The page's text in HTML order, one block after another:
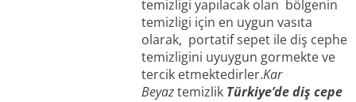
temizligi yapılacak olan bölgenin
temizligi için en uygun vasıta
olarak, portatif sepet ile diş cephe
temizligini uyuygun gormekte ve
tercik etmektedirler.Kar
Beyaztemizlik Türkiye’de diş cepe